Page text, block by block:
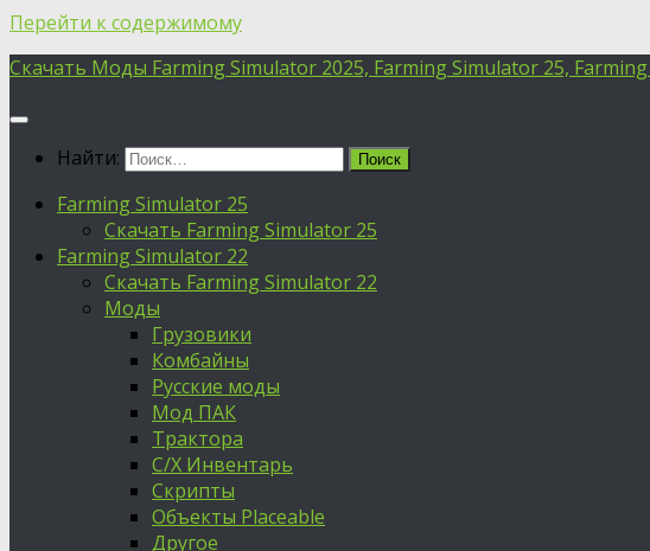
Перейти к содержимому
Скачать Моды Farming Simulator 2025, Farming Simulator 25,
Найти:
Farming Simulator 25
Скачать Farming Simulator 25
Farming Simulator 22
Скачать Farming Simulator 22
Моды
Грузовики
Комбайны
Русские моды
Мод ПАК
Трактора
С/Х Инвентарь
Скрипты
Объекты Placeable
Другое